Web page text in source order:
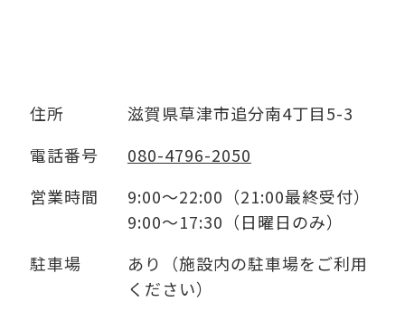
住所
滋賀県草津市追分南4丁目5-3
電話番号
080-4796-2050
営業時間
9:00～22:00（21:00最終受付）
9:00～17:30（日曜日のみ）
駐車場
あり（施設内の駐車場をご利用
ください）